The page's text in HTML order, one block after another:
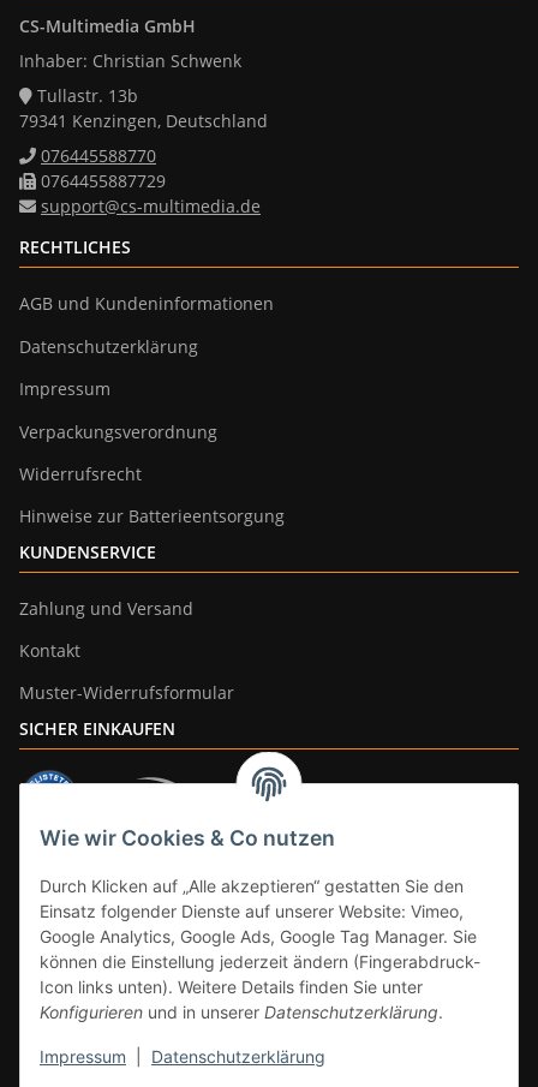
Wie wir Cookies & Co nutzen
Durch Klicken auf „Alle akzeptieren“ gestatten Sie den
Einsatz folgender Dienste auf unserer Website: Vimeo,
Google Analytics, Google Ads, Google Tag Manager. Sie
können die Einstellung jederzeit ändern (Fingerabdruck-
Icon links unten). Weitere Details finden Sie unter
Konfigurieren und in unserer Datenschutzerklärung.
Impressum Datenschutzerklärung
CS-Multimedia GmbH
Inhaber: Christian Schwenk
Tullastr. 13b
79341 Kenzingen, Deutschland
076445588770
0764455887729
support@cs-multimedia.de
RECHTLICHES
AGB und Kundeninformationen
Datenschutzerklärung
Impressum
Verpackungsverordnung
Widerrufsrecht
Hinweise zur Batterieentsorgung
KUNDENSERVICE
Zahlung und Versand
Kontakt
Muster-Widerrufsformular
SICHER EINKAUFEN